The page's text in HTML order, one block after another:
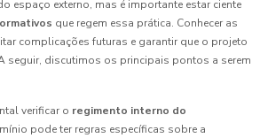
espaço externo, mas é importante estar ciente
que regem essa prática. Conhecer as
complicações futuras e garantir que o projeto
seguir, discutimos os principais pontos a serem
verificar o regimento interno do
pode ter regras específicas sobre a